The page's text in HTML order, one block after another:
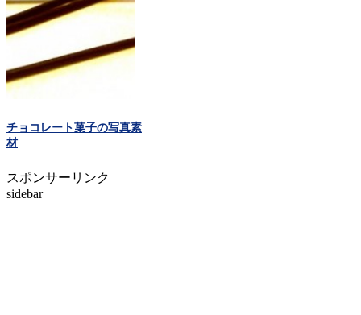
チョコレート菓子の写真素
材
スポンサーリンク
sidebar